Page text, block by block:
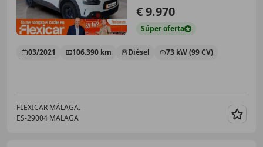
€ 9.970
Súperoferta
03/2021 106.390 km Diésel 73 kW (99 CV)
FLEXICAR MÁLAGA.
ES-29004 MALAGA